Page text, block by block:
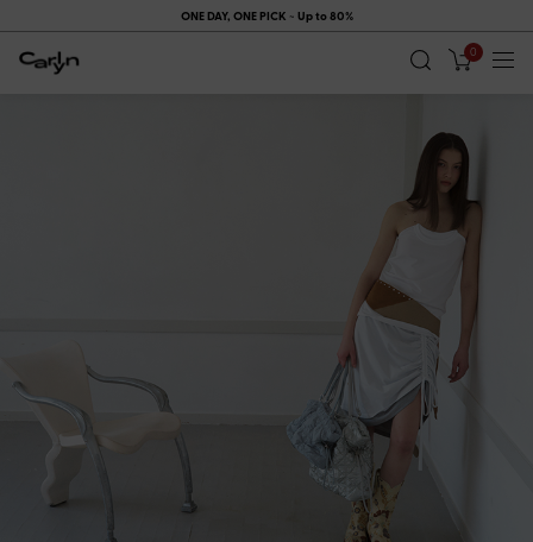
시즌오프 기간에는 멤버십 쿠폰이 제공되지 않습니다.
0